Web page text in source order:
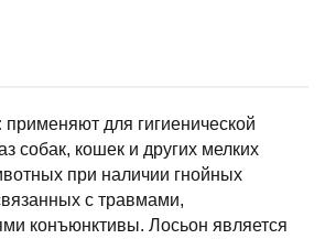
применяют для гигиенической
собак, кошек и других мелких
при наличии гнойных
с травмами,
конъюнктивы. Лосьон является